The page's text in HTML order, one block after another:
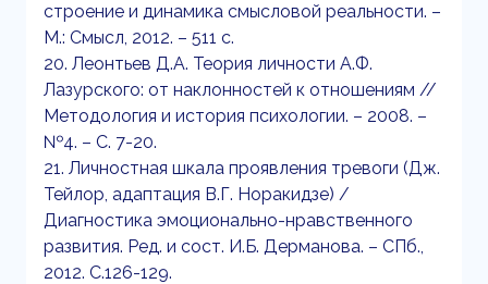
строение и динамика смысловой реальности. –
М.: Смысл, 2012. – 511 с.
20. Леонтьев Д.А. Теория личности А.Ф.
Лазурского: от наклонностей к отношениям //
Методология и история психологии. – 2008. –
№4. – С. 7-20.
21. Личностная шкала проявления тревоги (Дж.
Тейлор, адаптация В.Г. Норакидзе) /
Диагностика эмоционально-нравственного
развития. Ред. и сост. И.Б. Дерманова. – СПб.,
2012. С.126-129.